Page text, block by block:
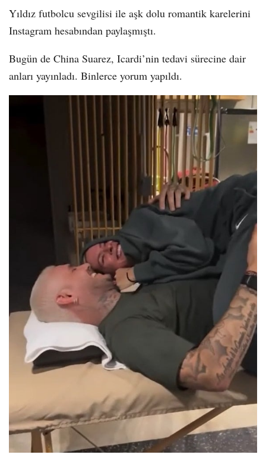
Yıldız futbolcu sevgilisi ile aşk dolu romantik karelerini
Instagram hesabından paylaşmıştı.
Bugün de China Suarez, Icardi’nin tedavi sürecine dair
anları yayınladı. Binlerce yorum yapıldı.